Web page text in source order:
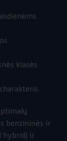
klasės
benzininės ir
hybrid) ir